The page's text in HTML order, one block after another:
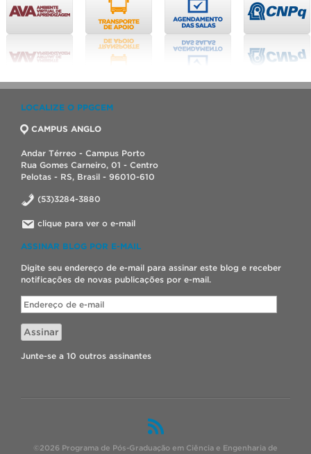
LOCALIZE O PPGCEM
CAMPUS ANGLO
Andar Térreo - Campus Porto
Rua Gomes Carneiro, 01 - Centro
Pelotas - RS, Brasil - 96010-610
(53)3284-3880
clique para ver o e-mail
ASSINAR BLOG POR E-MAIL
Digite seu endereço de e-mail para assinar este blog e receber
notificações de novas publicações por e-mail.
Endereço
de
e-
mail
Assinar
Junte-se a 10 outros assinantes
©2026 Programa de Pós-Graduação em Ciência e Engenharia de